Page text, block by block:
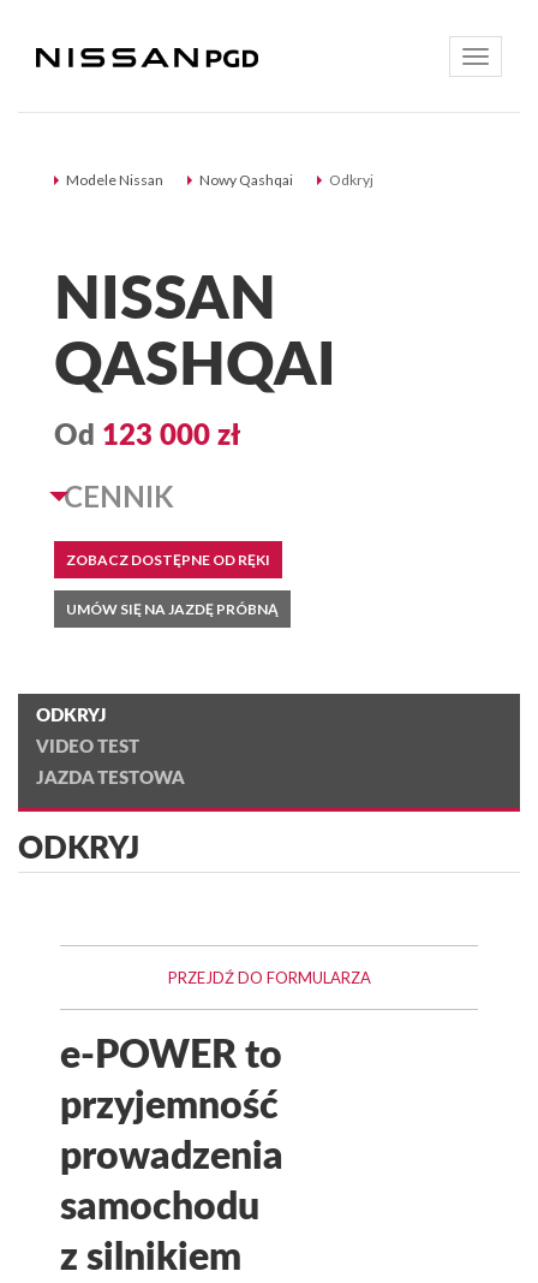
Toggle
Modele Nissan Nowy Qashqai Odkryj
NISSAN
QASHQAI
Od 123 000 zł
CENNIK
ZOBACZ DOSTĘPNE OD RĘKI
UMÓW SIĘ NA JAZDĘ PRÓBNĄ
ODKRYJ
VIDEO TEST
JAZDA TESTOWA
ODKRYJ
PRZEJDŹ DO FORMULARZA
e-POWER to
przyjemność
prowadzenia
samochodu
z silnikiem